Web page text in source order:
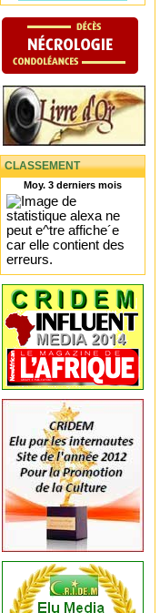
CLASSEMENT
Moy. 3 derniers mois